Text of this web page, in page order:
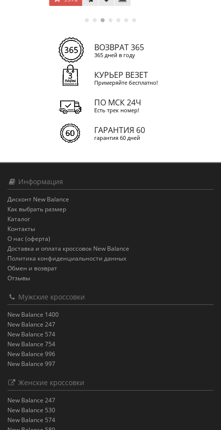
ВОЗВРАТ 365
365 дней в году
КУРЬЕР ВЕЗЕТ
Примеряйте бесплатно!
ПО МСК 24Ч
Есть трек номер!
ГАРАНТИЯ 60
гарантия 60 дней
Информация
Дисконт New Balance
Как выбрать размер
Каталог
Контакты
О нас (оферта)
Доставка и оплата кроссовок New Balance
Политика конфиденциальности данных
Обмен и возврат
Отзывы
Мужские кроссовки
New Balance 1400
New Balance 247
New Balance 574
New Balance 754
New Balance 996
New Balance 997
Женские кроссовки
New Balance 247
New Balance 530
New Balance 574